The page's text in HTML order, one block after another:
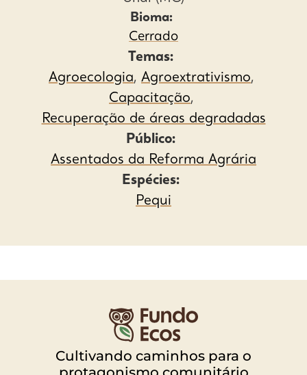
Bioma:
Cerrado
Temas:
Agroecologia, Agroextrativismo,
Capacitação,
Recuperação de áreas degradadas
Público:
Assentados da Reforma Agrária
Espécies:
Pequi
Cultivando caminhos para o